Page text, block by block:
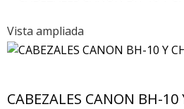
Vista ampliada
CABEZALES CANON BH-10